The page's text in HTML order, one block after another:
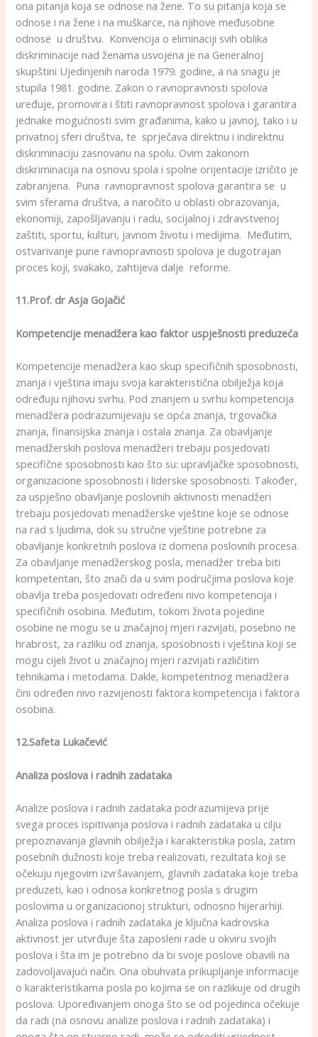
ona pitanja koja se odnose na žene. To su pitanja koja se
odnose i na žene i na muškarce, na njihove međusobne
odnose u društvu. Konvencija o eliminaciji svih oblika
diskriminacije nad ženama usvojena je na Generalnoj
skupštini Ujedinjenih naroda 1979. godine, a na snagu je
stupila 1981. godine. Zakon o ravnopravnosti spolova
uređuje, promovira i štiti ravnopravnost spolova i garantira
jednake mogućnosti svim građanima, kako u javnoj, tako i u
privatnoj sferi društva, te sprječava direktnu i indirektnu
diskriminaciju zasnovanu na spolu. Ovim zakonom
diskriminacija na osnovu spola i spolne orijentacije izričito je
zabranjena. Puna ravnopravnost spolova garantira se u
svim sferama društva, a naročito u oblasti obrazovanja,
ekonomiji, zapošljavanju i radu, socijalnoj i zdravstvenoj
zaštiti, sportu, kulturi, javnom životu i medijima. Međutim,
ostvarivanje pune ravnopravnosti spolova je dugotrajan
proces koji, svakako, zahtijeva dalje reforme.
11.Prof. dr Asja Gojačić
Kompetencije menadžera kao faktor uspješnosti preduzeća
Kompetencije menadžera kao skup specifičnih sposobnosti,
znanja i vještina imaju svoja karakteristična obilježja koja
određuju njihovu svrhu. Pod znanjem u svrhu kompetencija
menadžera podrazumijevaju se opća znanja, trgovačka
znanja, finansijska znanja i ostala znanja. Za obavljanje
menadžerskih poslova menadžeri trebaju posjedovati
specifične sposobnosti kao što su: upravljačke sposobnosti,
organizacione sposobnosti i liderske sposobnosti. Također,
za uspješno obavljanje poslovnih aktivnosti menadžeri
trebaju posjedovati menadžerske vještine koje se odnose
na rad s ljudima, dok su stručne vještine potrebne za
obavljanje konkretnih poslova iz domena poslovnih procesa.
Za obavljanje menadžerskog posla, menadžer treba biti
kompetentan, što znači da u svim područjima poslova koje
obavlja treba posjedovati određeni nivo kompetencija i
specifičnih osobina. Međutim, tokom života pojedine
osobine ne mogu se u značajnoj mjeri razvijati, posebno ne
hrabrost, za razliku od znanja, sposobnosti i vještina koji se
mogu cijeli život u značajnoj mjeri razvijati različitim
tehnikama i metodama. Dakle, kompetentnog menadžera
čini određen nivo razvijenosti faktora kompetencija i faktora
osobina.
12.Safeta Lukačević
Analiza poslova i radnih zadataka
Analize poslova i radnih zadataka podrazumijeva prije
svega proces ispitivanja poslova i radnih zadataka u cilju
prepoznavanja glavnih obilježja i karakteristika posla, zatim
posebnih dužnosti koje treba realizovati, rezultata koji se
očekuju njegovim izvršavanjem, glavnih zadataka koje treba
preduzeti, kao i odnosa konkretnog posla s drugim
poslovima u organizacionoj strukturi, odnosno hijerarhiji.
Analiza poslova i radnih zadataka je ključna kadrovska
aktivnost jer utvrđuje šta zaposleni rade u okviru svojih
poslova i šta im je potrebno da bi svoje poslove obavili na
zadovoljavajući način. Ona obuhvata prikupljanje informacije
o karakteristikama posla po kojima se on razlikuje od drugih
poslova. Upoređivanjem onoga što se od pojedinca očekuje
da radi (na osnovu analize poslova i radnih zadataka) i